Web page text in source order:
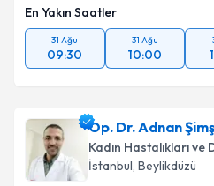
En Yakın Saatler
31 Ağu
09:30
31 Ağu
10:00
Op. Dr. Adnan
Kadın Hastalıkları ve
İstanbul, Beylikdüzü